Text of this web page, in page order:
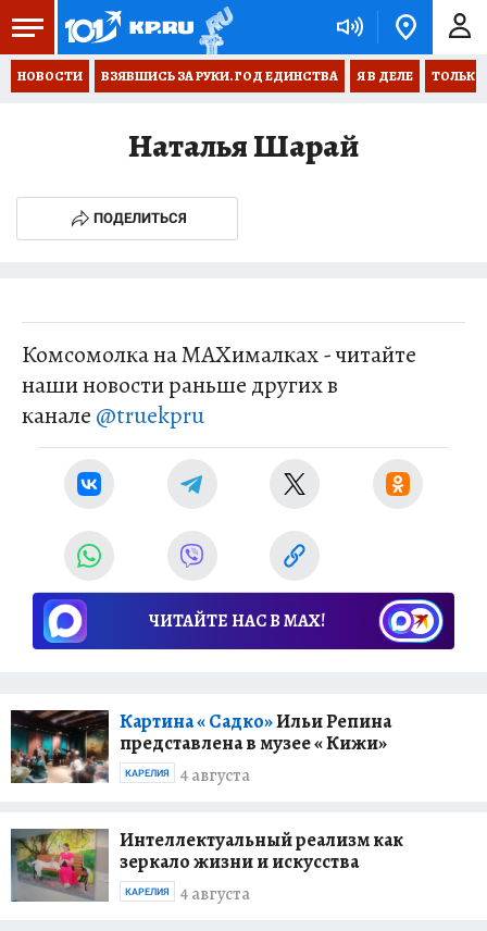
НОВОСТИ ВЗЯВШИСЬ ЗА РУКИ. ГОД ЕДИНСТВА Я В ДЕЛЕ ТОЛЬКО
Наталья Шарай
ПОДЕЛИТЬСЯ
Комсомолка на MAXималках - читайте
наши новости раньше других в
канале @truekpru
ЧИТАЙТЕ НАС В МАХ!
Картина « Садко»Ильи Репина
представлена в музее « Кижи»
4 августа
КАРЕЛИЯ
Интеллектуальный реализм как
зеркало жизни и искусства
4 августа
КАРЕЛИЯ